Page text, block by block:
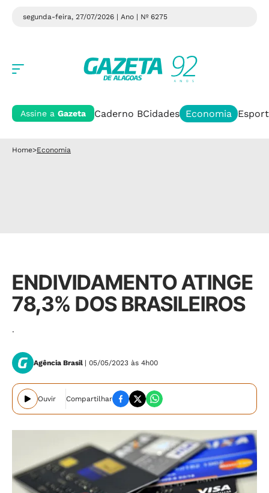
segunda-feira, 27/07/2026 | Ano | Nº 6275
Assine a Gazeta Caderno BCidades Economia
Home>Economia
ENDIVIDAMENTO ATINGE
78,3% DOS BRASILEIROS
.
Agência Brasil | 05/05/2023 às 4h00
Ouvir Compartilhar